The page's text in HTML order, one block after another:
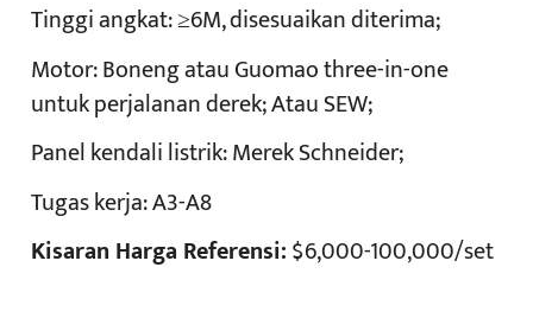
Tinggi angkat:≥6M, disesuaikan diterima;
Motor:Boneng atau Guomao three-in-one
untuk perjalanan derek; Atau SEW;
Panel kendali listrik:Merek Schneider;
Tugas kerja:A3-A8
Kisaran Harga Referensi:$6,000-100,000/set